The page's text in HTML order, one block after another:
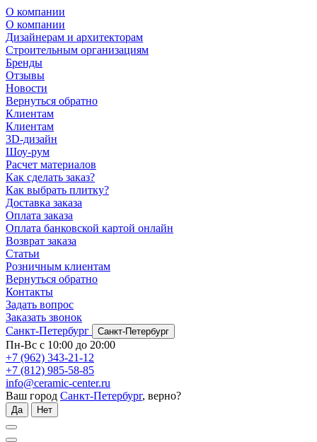
О компании
О компании
Дизайнерам и архитекторам
Строительным организациям
Бренды
Отзывы
Новости
Вернуться обратно
Клиентам
Клиентам
3D-дизайн
Шоу-рум
Расчет материалов
Как сделать заказ?
Как выбрать плитку?
Доставка заказа
Оплата заказа
Оплата банковской картой онлайн
Возврат заказа
Статьи
Розничным клиентам
Вернуться обратно
Контакты
Задать вопрос
Заказать звонок
Санкт-Петербург
Санкт-Петербург
Пн-Вс с 10:00 до 20:00
+7 (962) 343-21-12
+7 (812) 985-58-85
info@ceramic-center.ru
Ваш город Санкт-Петербург, верно?
Да Нет